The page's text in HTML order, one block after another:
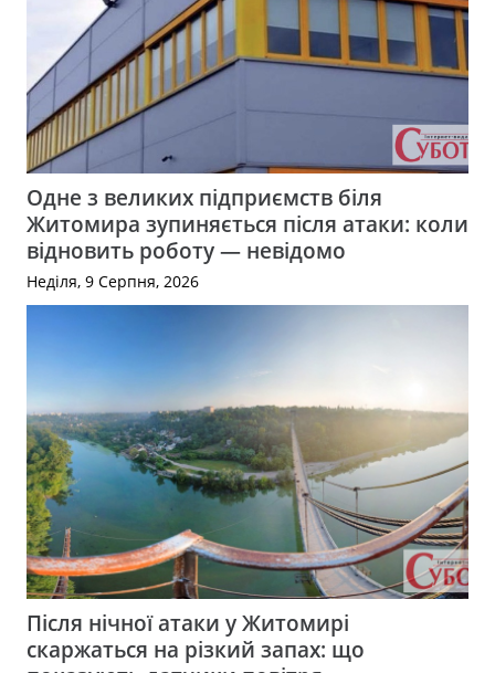
Одне з великих підприємств біля
Житомира зупиняється після атаки: коли
відновить роботу — невідомо
Неділя, 9 Серпня, 2026
Після нічної атаки у Житомирі
скаржаться на різкий запах: що